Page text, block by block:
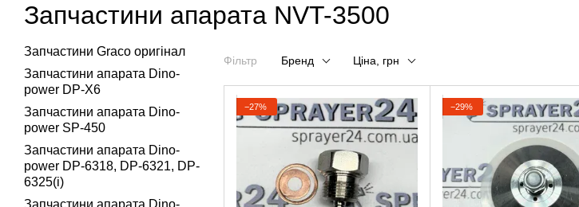
Запчастини апарата NVT-3500
Фільтр Бренд Ціна, грн
−27% −29%
Запчастини Graco оригінал
Запчастини апарата Dino-
power DP-X6
Запчастини апарата Dino-
power SP-450
Запчастини апарата Dino-
power DP-6318, DP-6321, DP-
6325(i)
Запчастини апарата Dino-